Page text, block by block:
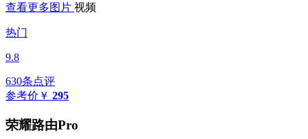
查看更多图片 视频
热门
9.8
630条点评
参考价 ￥ 295
荣耀路由Pro